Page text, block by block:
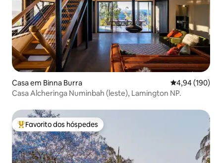
Casa em Binna Burra Classificação
4,94 (190)
Casa Alcheringa Numinbah (leste), Lamington NP.
Favoritos dos hóspedes mais apreciados
Favorito dos hóspedes